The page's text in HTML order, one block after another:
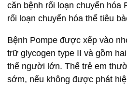
căn bệnh rối loạn chuyển hóa
rối loạn chuyển hóa thể tiêu
Bệnh Pompe được xếp vào
trữ glycogen type II và gồm
thể người lớn. Thể trẻ em
sớm, nếu không được phát